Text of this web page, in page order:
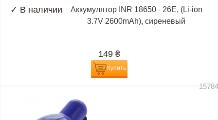
✓ В наличии
Аккумулятор INR 18650 - 26E, (Li-ion
3.7V 2600mAh), сиреневый
149 ₴
Купить